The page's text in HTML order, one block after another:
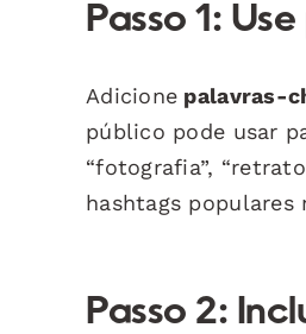
Passo 1:
Adicione palavras-
público pode usar
“fotografia”,
hashtags populares
Passo 2: